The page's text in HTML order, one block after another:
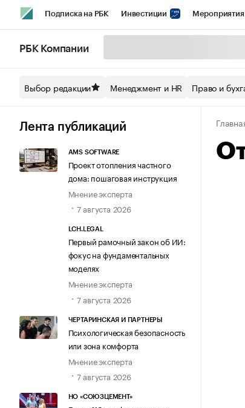
Подписка на РБК Инвестиции Мероприятия
Спецпроекты СПб Конференции СПб
Технологии и медиа Рынок
РБК Компании
Выбор редакции Менеджмент и HR Право и
Лента публикаций
AMS SOFTWARE
Проект отопления частного
дома: пошаговая инструкция
Мнение эксперта
7 августа 2026
LCH.LEGAL
Первый рамочный закон об ИИ:
фокус на фундаментальных
моделях
Мнение эксперта
7 августа 2026
ЧЕРТАРИНСКАЯ И ПАРТНЕРЫ
Психологическая безопасность
или зона комфорта
Мнение эксперта
7 августа 2026
НО «СОЮЗЦЕМЕНТ»